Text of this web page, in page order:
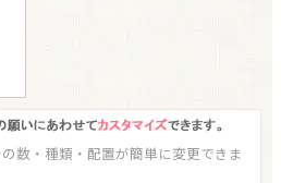
数・種類・配置が簡単に変更できま